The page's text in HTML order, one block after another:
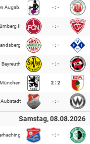
Augsb. - : -
II - : -
- : -
Bayreuth - : -
2 : 2
Aubstadt - : -
Samstag, 08.08.2026
- : -